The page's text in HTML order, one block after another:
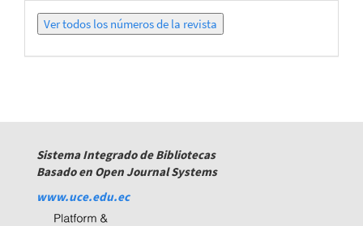
Ver
todos
Sistema Integrado de Bibliotecas
Basado en Open Journal Systems
www.uce.edu.ec